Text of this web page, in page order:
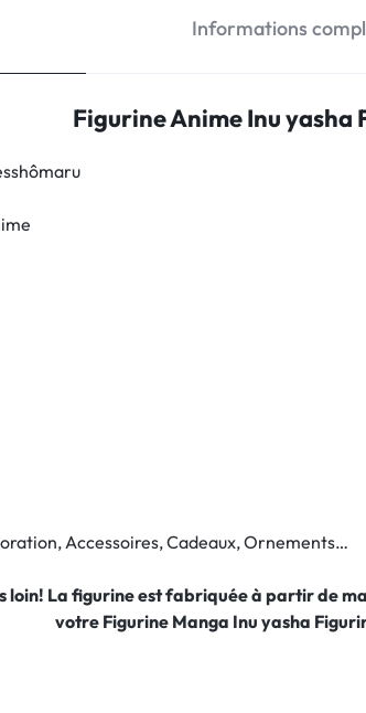
Informations
Figurine Anime Inu yasha
Accessoires, Cadeaux, Ornements…
loin! La figurine est fabriquée à partir de
votre Figurine Manga Inu yasha